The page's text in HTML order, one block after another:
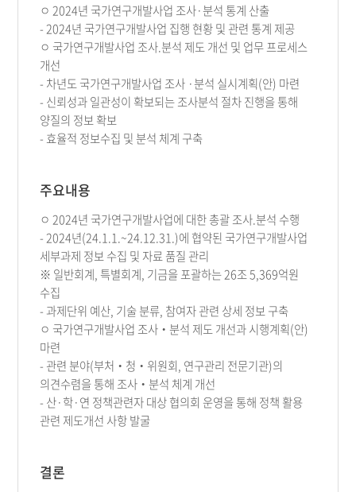
ㅇ 2024년 국가연구개발사업 조사·분석 통계 산출
- 2024년 국가연구개발사업 집행 현황 및 관련 통계 제공
ㅇ 국가연구개발사업 조사.분석 제도 개선 및 업무 프로세스
개선
- 차년도 국가연구개발사업 조사 ·분석 실시계획(안) 마련
- 신뢰성과 일관성이 확보되는 조사분석 절차 진행을 통해
양질의 정보 확보
- 효율적 정보수집 및 분석 체계 구축
주요내용
ㅇ 2024년 국가연구개발사업에 대한 총괄 조사.분석 수행
- 2024년(24.1.1.~24.12.31.)에 협약된 국가연구개발사업
세부과제 정보 수집 및 자료 품질 관리
※ 일반회계, 특별회계, 기금을 포괄하는 26조 5,369억원
수집
- 과제단위 예산, 기술 분류, 참여자 관련 상세 정보 구축
ㅇ 국가연구개발사업 조사‧분석 제도 개선과 시행계획(안)
마련
- 관련 분야(부처‧청‧위원회, 연구관리 전문기관)의
의견수렴을 통해 조사‧분석 체계 개선
- 산·학·연 정책관련자 대상 협의회 운영을 통해 정책 활용
관련 제도개선 사항 발굴
결론